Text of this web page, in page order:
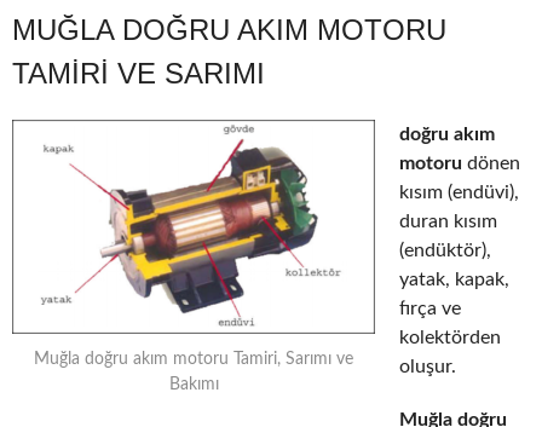
MUĞLA DOĞRU AKIM MOTORU
TAMIRI VE SARIMI
Muğla doğru akım motoru Tamiri, Sarımı ve
Bakımı
doğru akım
motoru dönen
kısım (endüvi),
duran kısım
(endüktör),
yatak, kapak,
fırça ve
kolektörden
oluşur.
Muğla doğru